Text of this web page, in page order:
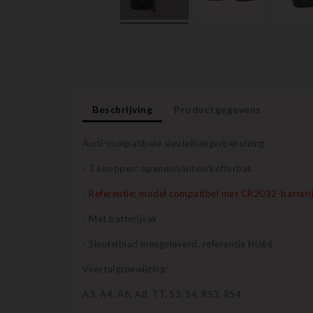
Beschrijving
Audi-compatibele sleutelhangerbehuizing
- 3 knoppen: openen/sluiten/kofferbak
Referentie: model compatibel met CR2032-
- Met batterijvak
- Sleutelblad meegeleverd, referentie HU66
Voertuigtoewijzing:
A3, A4, A6, A8, TT, S3, S4, RS3, RS4